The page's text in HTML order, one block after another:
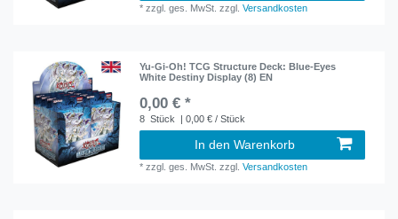
*zzgl. ges. MwSt. zzgl.Versandkosten
Yu-Gi-Oh! TCG Structure Deck: Blue-Eyes
White Destiny Display (8) EN
0,00 € *
8 Stück | 0,00 € / Stück
In den Warenkorb
*zzgl. ges. MwSt. zzgl.Versandkosten